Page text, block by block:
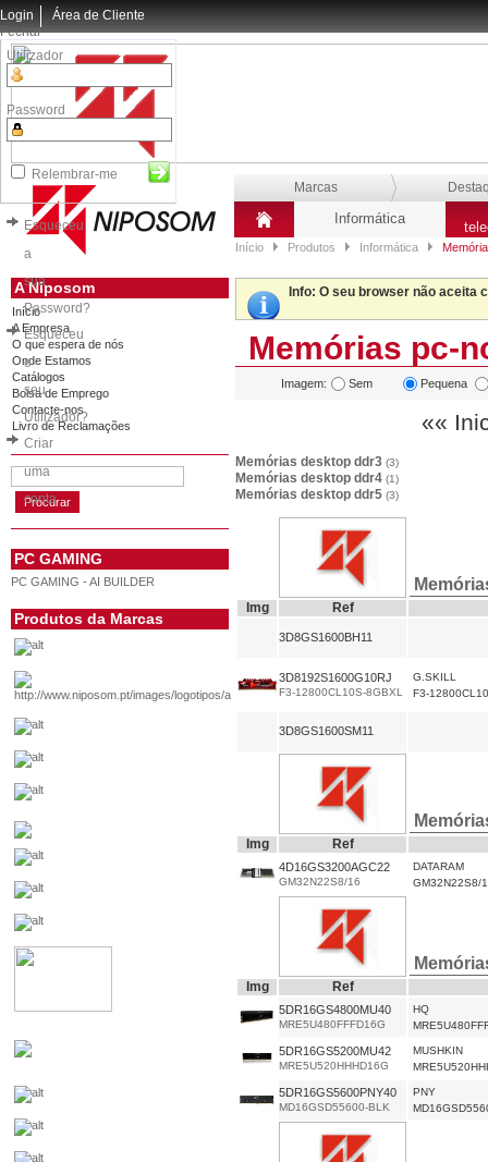
Login
Fechar
Utilizador
Password
Relembrar-me
Esqueceu
a
sua
Password?
Esqueceu
o
seu
Utilizador?
Criar
uma
conta
Área de Cliente
Marcas
Informática
Início Produtos Informática
A Niposom
Início
A Empresa
O que espera de nós
Onde Estamos
Catálogos
Bolsa de Emprego
Contacte-nos
Livro de Reclamações
PC GAMING
PC GAMING - AI BUILDER
Produtos da Marcas
Info: O seu browser não aceita
Memórias pc-
Imagem: Sem Pequena
««
Memórias desktop ddr3 (3)
Memórias desktop ddr4 (1)
Memórias desktop ddr5 (3)
Img Ref
3D8GS1600BH11
3D8192S1600G10RJ
F3-12800CL10S-8GBXL
G.SKILL
F3-
3D8GS1600SM11
Img Ref
4D16GS3200AGC22
GM32N22S8/16
DATARAM
GM32N22S8/
Img Ref
5DR16GS4800MU40
MRE5U480FFFD16G
HQ
5DR16GS5200MU42
MRE5U520HHHD16G
MUSHKIN
5DR16GS5600PNY40
MD16GSD55600-BLK
PNY